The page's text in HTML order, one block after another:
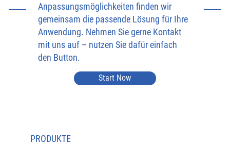
Anpassungsmöglichkeiten finden wir
gemeinsam die passende Lösung für Ihre
Anwendung. Nehmen Sie gerne Kontakt
mit uns auf – nutzen Sie dafür einfach
den Button.
Start Now
PRODUKTE